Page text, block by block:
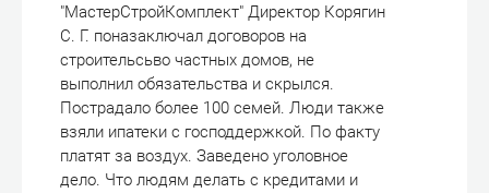
"МастерСтройКомплект" Директор Корягин
С. Г. поназаключал договоров на
строительсьво частных домов, не
выполнил обязательства и скрылся.
Пострадало более 100 семей. Люди также
взяли ипатеки с господдержкой. По факту
платят за воздух. Заведено уголовное
дело. Что людям делать с кредитами и